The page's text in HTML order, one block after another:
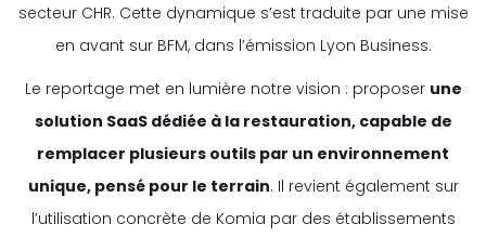
secteur CHR. Cette dynamique s’est traduite par une mise
en avant sur BFM, dans l’émission Lyon Business.
Le reportage met en lumière notre vision : proposer une
solution SaaS dédiée à la restauration, capable de
remplacer plusieurs outils par un environnement
unique, pensé pour le terrain. Il revient également sur
l’utilisation concrète de Komia par des établissements